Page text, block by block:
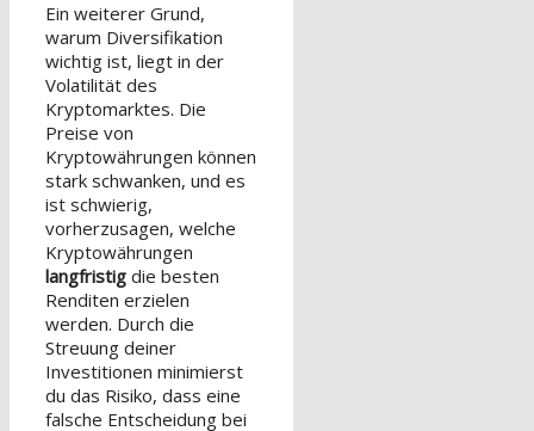
Ein weiterer Grund,
warum Diversifikation
wichtig ist, liegt in der
Volatilität des
Kryptomarktes. Die
Preise von
Kryptowährungen können
stark schwanken, und es
ist schwierig,
vorherzusagen, welche
Kryptowährungen
langfristig die besten
Renditen erzielen
werden. Durch die
Streuung deiner
Investitionen minimierst
du das Risiko, dass eine
falsche Entscheidung bei